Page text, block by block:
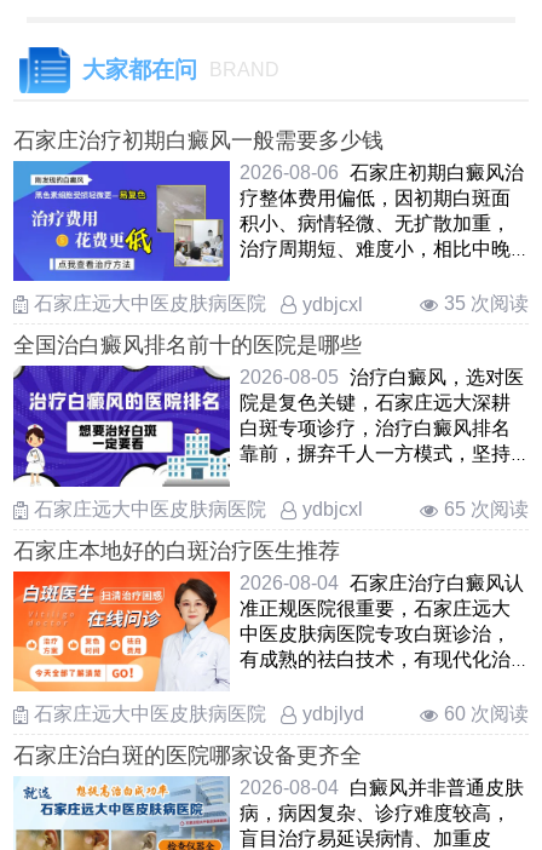
大家都在问 BRAND
石家庄治疗初期白癜风一般需要多少钱
2026-08-06 石家庄初期白癜风治
疗整体费用偏低，因初期白斑面
积小、病情轻微、无扩散加重，
治疗周期短、难度小，相比中晚
石家庄远大中医皮肤病医院
ydbjcxl 35 次阅读
全国治白癜风排名前十的医院是哪些
2026-08-05 治疗白癜风，选对医
院是复色关键，石家庄远大深耕
白斑专项诊疗，治疗白癜风排名
靠前，摒弃千人一方模式，坚持
展 ……
石家庄远大中医皮肤病医院 ydbjcxl 65 次阅读
石家庄本地好的白斑治疗医生推荐
2026-08-04 石家庄治疗白癜风认
准正规医院很重要，石家庄远大
中医皮肤病医院专攻白斑诊治，
有成熟的祛白技术，有现代化治
……
石家庄远大中医皮肤病医院 ydbjlyd 60 次阅读
石家庄治白斑的医院哪家设备更齐全
2026-08-04 白癜风并非普通皮肤
病，病因复杂、诊疗难度较高，
盲目治疗易延误病情、加重皮